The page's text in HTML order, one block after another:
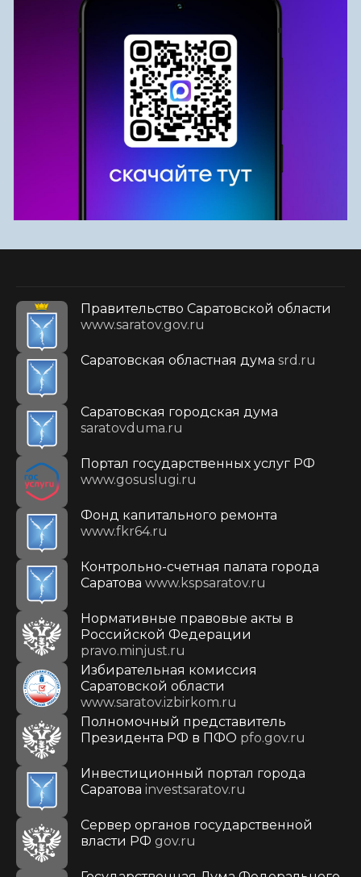
Правительство Саратовской области
www.saratov.gov.ru
Саратовская областная дума srd.ru
Саратовская городская дума
saratovduma.ru
Портал государственных услуг РФ
www.gosuslugi.ru
Фонд капитального ремонта
www.fkr64.ru
Контрольно-счетная палата города
Саратова www.kspsaratov.ru
Нормативные правовые акты в
Российской Федерации
pravo.minjust.ru
Избирательная комиссия
Саратовской области
www.saratov.izbirkom.ru
Полномочный представитель
Президента РФ в ПФО pfo.gov.ru
Инвестиционный портал города
Саратова investsaratov.ru
Сервер органов государственной
власти РФ gov.ru